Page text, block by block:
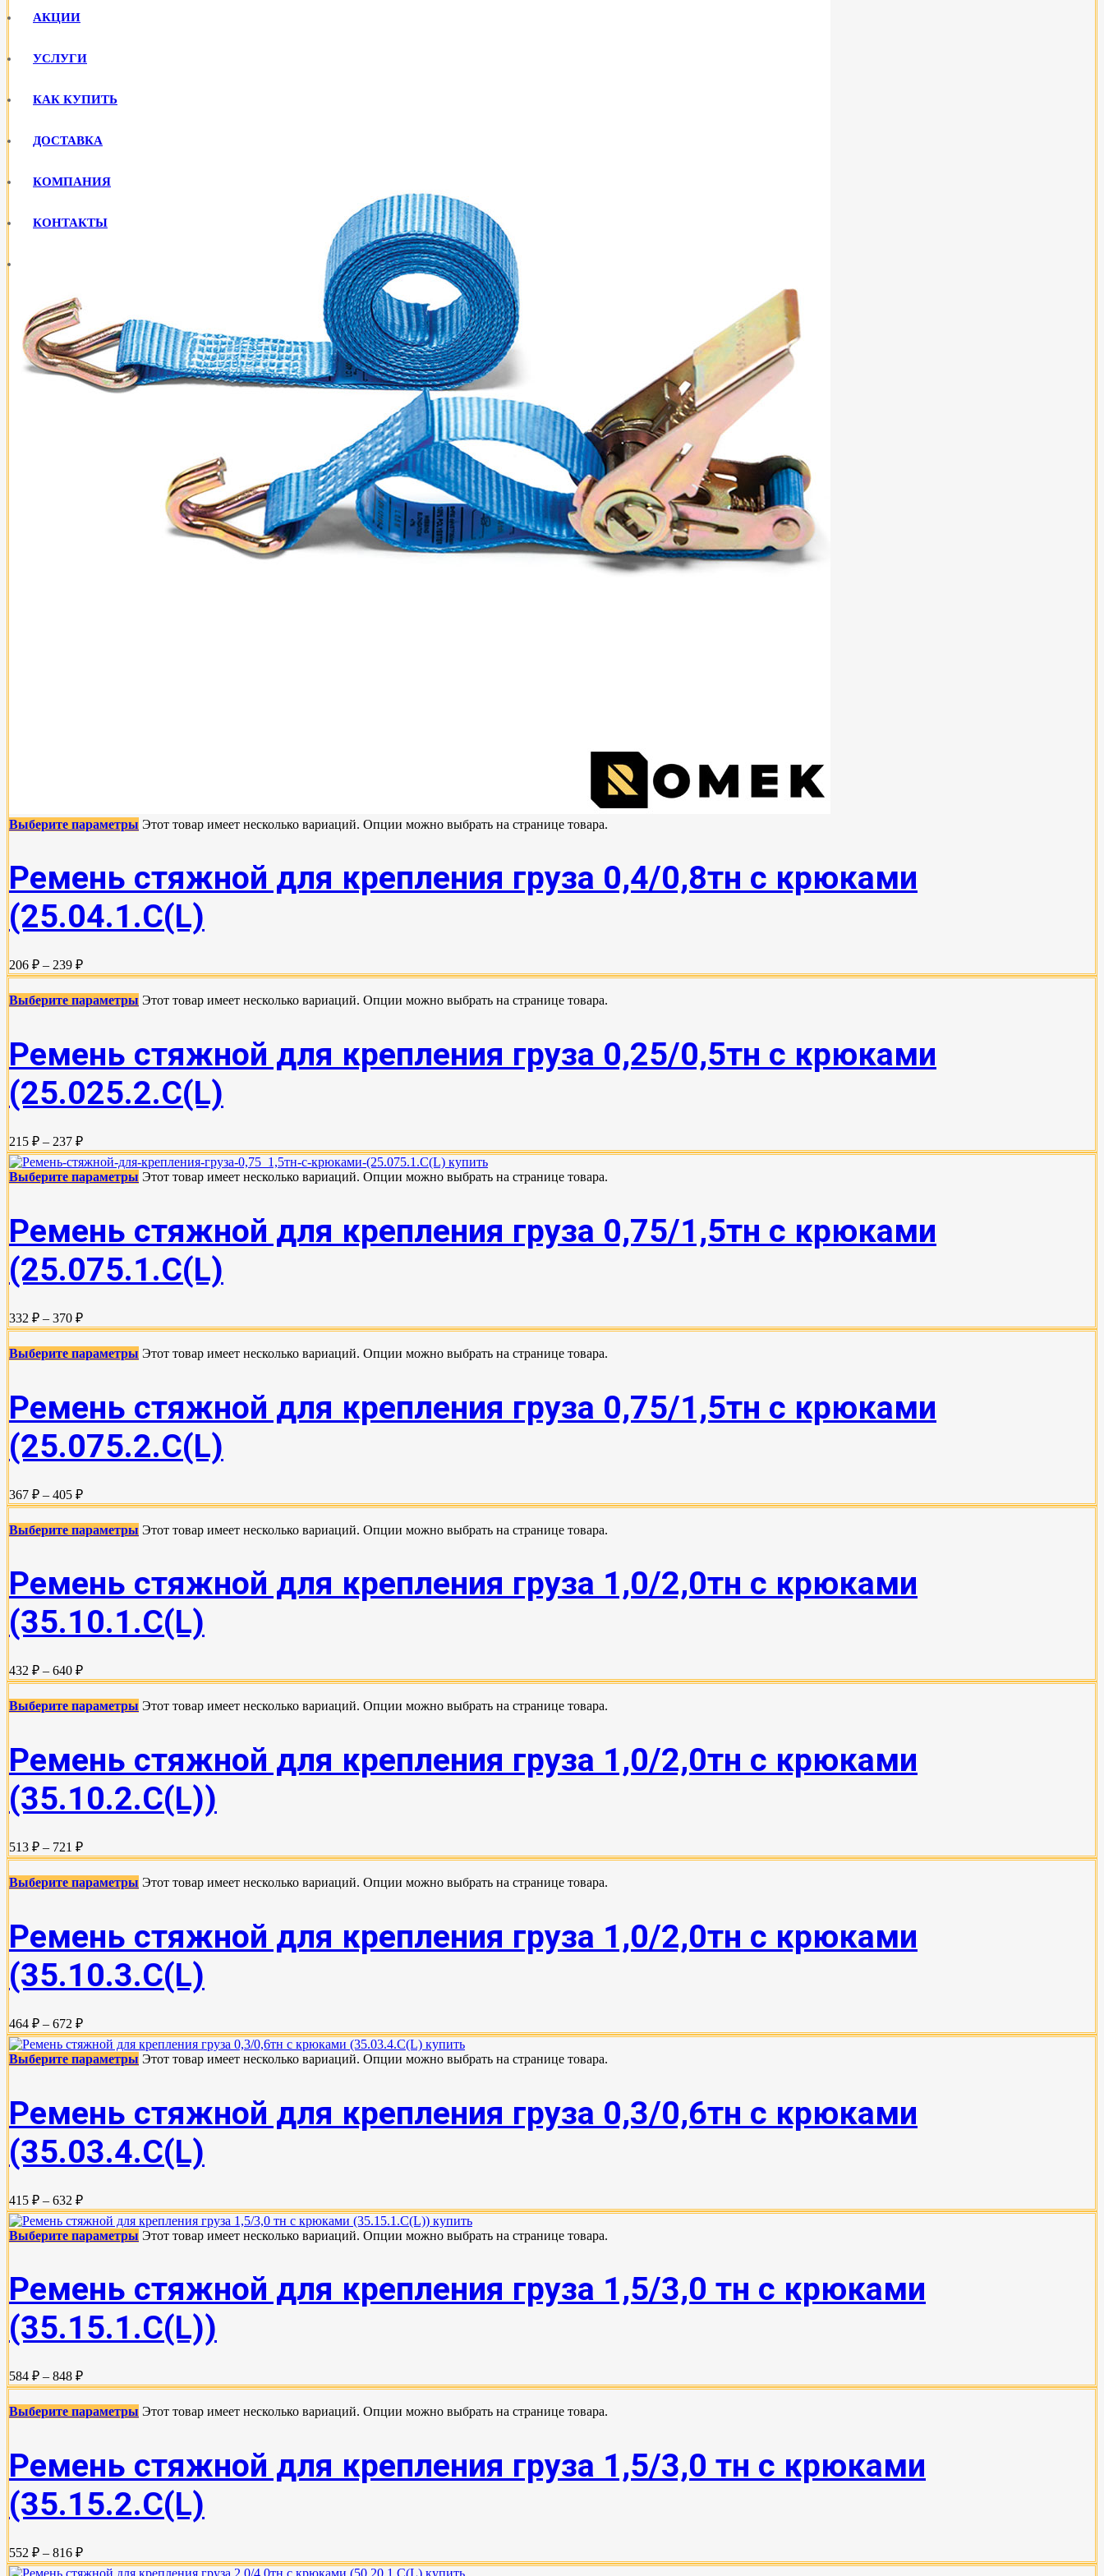
АКЦИИ
УСЛУГИ
КАК КУПИТЬ
ДОСТАВКА
КОМПАНИЯ
КОНТАКТЫ
Выберите параметры Этот товар имеет несколько вариаций. Опции можно выбрать на странице товара.
Ремень стяжной для крепления груза 0,4/0,8тн с крюками
(25.04.1.С(L)
206 ₽ – 239 ₽
Выберите параметры Этот товар имеет несколько вариаций. Опции можно выбрать на странице товара.
Ремень стяжной для крепления груза 0,25/0,5тн с крюками
(25.025.2.С(L)
215 ₽ – 237 ₽
Выберите параметры Этот товар имеет несколько вариаций. Опции можно выбрать на странице товара.
Ремень стяжной для крепления груза 0,75/1,5тн с крюками
(25.075.1.С(L)
332 ₽ – 370 ₽
Выберите параметры Этот товар имеет несколько вариаций. Опции можно выбрать на странице товара.
Ремень стяжной для крепления груза 0,75/1,5тн с крюками
(25.075.2.C(L)
367 ₽ – 405 ₽
Выберите параметры Этот товар имеет несколько вариаций. Опции можно выбрать на странице товара.
Ремень стяжной для крепления груза 1,0/2,0тн с крюками
(35.10.1.С(L)
432 ₽ – 640 ₽
Выберите параметры Этот товар имеет несколько вариаций. Опции можно выбрать на странице товара.
Ремень стяжной для крепления груза 1,0/2,0тн с крюками
(35.10.2.C(L))
513 ₽ – 721 ₽
Выберите параметры Этот товар имеет несколько вариаций. Опции можно выбрать на странице товара.
Ремень стяжной для крепления груза 1,0/2,0тн с крюками
(35.10.3.С(L)
464 ₽ – 672 ₽
Выберите параметры Этот товар имеет несколько вариаций. Опции можно выбрать на странице товара.
Ремень стяжной для крепления груза 0,3/0,6тн с крюками
(35.03.4.C(L)
415 ₽ – 632 ₽
Выберите параметры Этот товар имеет несколько вариаций. Опции можно выбрать на странице товара.
Ремень стяжной для крепления груза 1,5/3,0 тн с крюками
(35.15.1.C(L))
584 ₽ – 848 ₽
Выберите параметры Этот товар имеет несколько вариаций. Опции можно выбрать на странице товара.
Ремень стяжной для крепления груза 1,5/3,0 тн с крюками
(35.15.2.С(L)
552 ₽ – 816 ₽